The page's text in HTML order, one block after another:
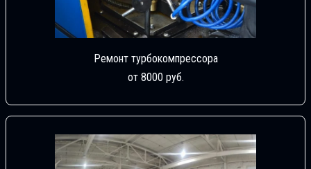
Ремонт турбокомпрессора
от 8000 руб.